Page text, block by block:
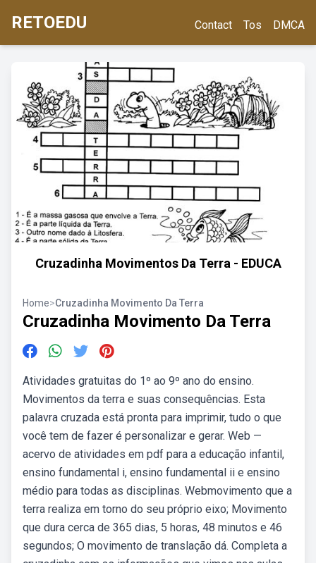
RETOEDU Contact Tos DMCA
Cruzadinha Movimentos Da Terra - EDUCA
Home>Cruzadinha Movimento Da Terra
Cruzadinha Movimento Da Terra
Atividades gratuitas do 1º ao 9º ano do ensino.
Movimentos da terra e suas consequências. Esta
palavra cruzada está pronta para imprimir, tudo o que
você tem de fazer é personalizar e gerar. Web —
acervo de atividades em pdf para a educação infantil,
ensino fundamental i, ensino fundamental ii e ensino
médio para todas as disciplinas. Webmovimento que a
terra realiza em torno do seu próprio eixo; Movimento
que dura cerca de 365 dias, 5 horas, 48 minutos e 46
segundos; O movimento de translação dá. Completa a